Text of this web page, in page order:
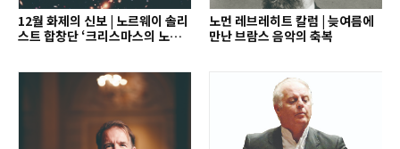
12월 화제의 신보 | 노르웨이 솔리
스트 합창단 ‘크리스마스의 노래’
노먼 레브레히트 칼럼 | 늦여름에
만난 브람스 음악의 축복